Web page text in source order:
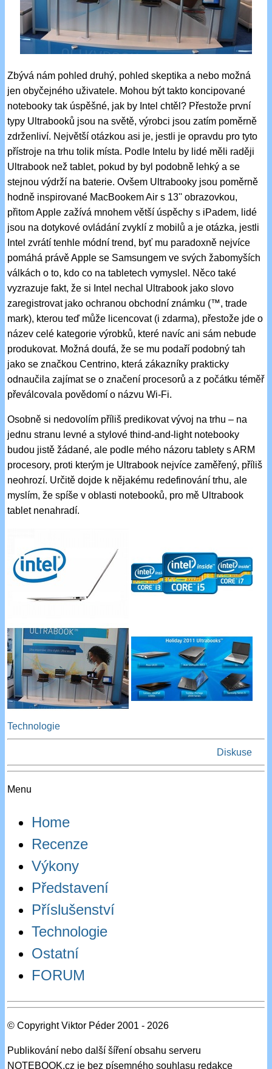
Zbývá nám pohled druhý, pohled skeptika a nebo možná
jen obyčejného uživatele. Mohou být takto koncipované
notebooky tak úspěšné, jak by Intel chtěl? Přestože první
typy Ultrabooků jsou na světě, výrobci jsou zatím poměrně
zdrženliví. Největší otázkou asi je, jestli je opravdu pro tyto
přístroje na trhu tolik místa. Podle Intelu by lidé měli raději
Ultrabook než tablet, pokud by byl podobně lehký a se
stejnou výdrží na baterie. Ovšem Ultrabooky jsou poměrně
hodně inspirované MacBookem Air s 13'' obrazovkou,
přitom Apple zažívá mnohem větší úspěchy s iPadem, lidé
jsou na dotykové ovládání zvyklí z mobilů a je otázka, jestli
Intel zvrátí tenhle módní trend, byť mu paradoxně nejvíce
pomáhá právě Apple se Samsungem ve svých žabomyších
válkách o to, kdo co na tabletech vymyslel. Něco také
vyzrazuje fakt, že si Intel nechal Ultrabook jako slovo
zaregistrovat jako ochranou obchodní známku (™, trade
mark), kterou teď může licencovat (i zdarma), přestože jde o
název celé kategorie výrobků, které navíc ani sám nebude
produkovat. Možná doufá, že se mu podaří podobný tah
jako se značkou Centrino, která zákazníky prakticky
odnaučila zajímat se o značení procesorů a z počátku téměř
převálcovala povědomí o názvu Wi-Fi.
Osobně si nedovolím příliš predikovat vývoj na trhu – na
jednu stranu levné a stylové thind-and-light notebooky
budou jistě žádané, ale podle mého názoru tablety s ARM
procesory, proti kterým je Ultrabook nejvíce zaměřený, příliš
neohrozí. Určitě dojde k nějakému redefinování trhu, ale
myslím, že spíše v oblasti notebooků, pro mě Ultrabook
tablet nenahradí.
Technologie
Diskuse
Menu
Home
Recenze
Výkony
Představení
Příslušenství
Technologie
Ostatní
FORUM
© Copyright Viktor Péder 2001 - 2026
Publikování nebo další šíření obsahu serveru
NOTEBOOK.cz je bez písemného souhlasu redakce